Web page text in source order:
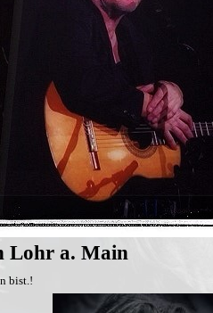
Lohr a. Main
bist.!